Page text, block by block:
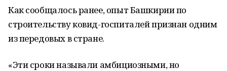
Как сообщалось ранее, опыт Башкирии по
строительству ковид-госпиталей признан одним
из передовых в стране.
«Эти сроки называли амбициозными, но